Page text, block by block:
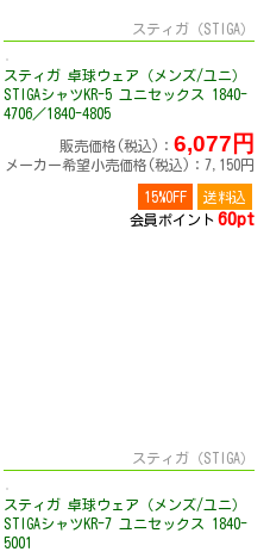
スティガ（STIGA）
スティガ 卓球ウェア（メンズ/ユニ）
STIGAシャツKR-5 ユニセックス 1840-
4706／1840-4805
販売価格(税込)： 6,077円
メーカー希望小売価格(税込)：7,150円
15%OFF
送料込
会員ポイント 60pt
スティガ（STIGA）
スティガ 卓球ウェア（メンズ/ユニ）
STIGAシャツKR-7 ユニセックス 1840-
5001